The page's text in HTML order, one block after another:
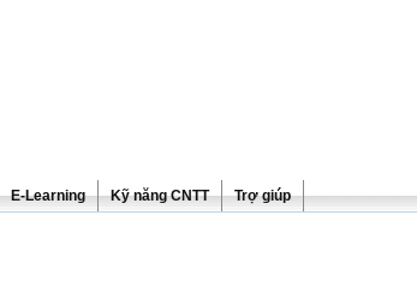
E-Learning Kỹ năng CNTT Trợ giúp